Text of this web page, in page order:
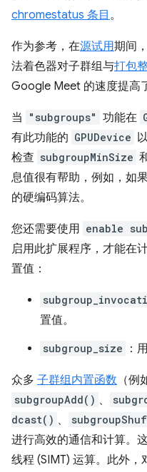
chromestatus 条目 。
作为参考，在源试用期间
法着色器对子群组与打包
Google Meet 的速度提高
当 "subgroups" 功能在
有此功能的 GPUDevice
检查 subgroupMinSize
息值很有帮助，例如，如
的硬编码算法。
您还需要使用 enable
启用此扩展程序，才能在
置值：
置值。
subgroup_size ：
众多 子群组内置函数 （例
subgroupAdd() 、
dcast() 、
进行高效的通信和计算。
线程 (SIMT) 运算。此外，